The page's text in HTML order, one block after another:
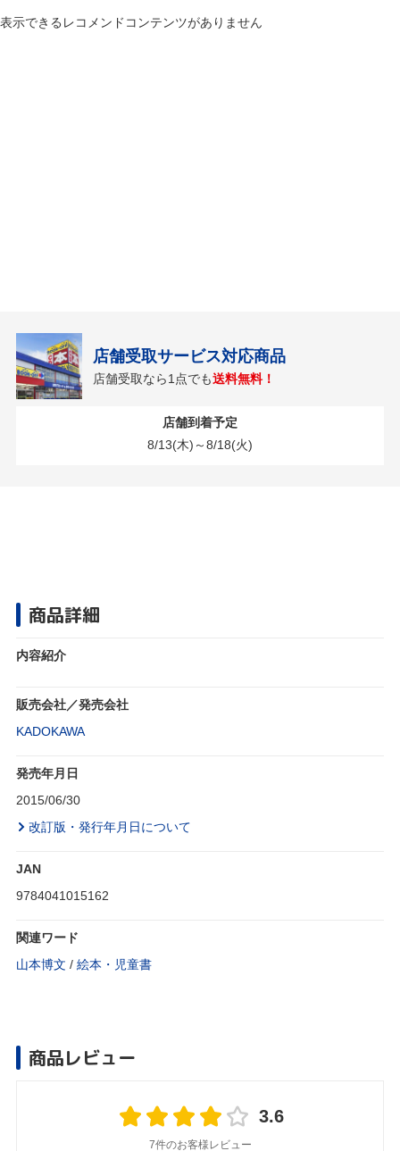
表示できるレコメンドコンテンツがありません
店舗受取サービス対応商品
店舗受取なら1点でも送料無料！
店舗到着予定
8/13(木)～8/18(火)
商品詳細
内容紹介
販売会社／発売会社
KADOKAWA
発売年月日
2015/06/30
改訂版・発行年月日について
JAN
9784041015162
関連ワード
山本博文 / 絵本・児童書
商品レビュー
3.6
7件のお客様レビュー